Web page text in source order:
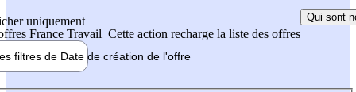
uniquement
France Travail Cette action recharge la liste des offres
Qui sont
filtres de Date de création de l'offre